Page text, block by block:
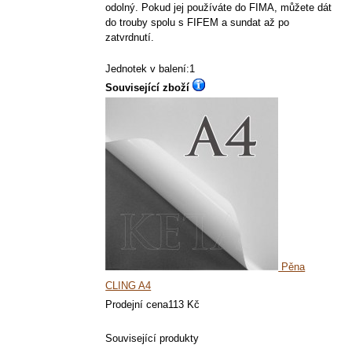
odolný. Pokud jej používáte do FIMA, můžete dát
do trouby spolu s FIFEM a sundat až po
zatvrdnutí.
Jednotek v balení:1
Související zboží
Pěna
CLING A4
Prodejní cena113 Kč
Související produkty